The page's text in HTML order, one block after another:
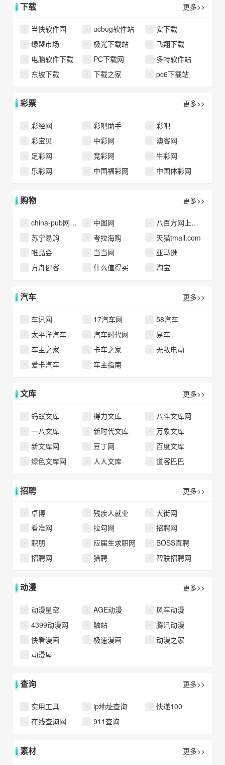
下载 更多>>
当快软件园 ucbug软件站
安下载
绿盟市场
极光下载站
飞翔下载
电脑软件下载
PC下载网
多特软件站
东坡下载
下载之家 pc6下载站
彩票 更多>>
彩经网 彩吧助手
彩吧
彩宝贝
中彩网
澳客网
足彩网
竞彩网
牛彩网
乐彩网
中国福彩网 中国体彩网
购物 更多>>
china-pub网上书店 中图网
八百方网上药店
苏宁易购
考拉海购
天猫tmall.com
唯品会
当当网
亚马逊
方舟健客
什么值得买 淘宝
汽车 更多>>
车讯网 17汽车网
58汽车
太平洋汽车
汽车时代网
易车
车主之家
卡车之家
无敌电动
爱卡汽车
车主指南
文库 更多>>
蚂蚁文库 得力文库
八斗文库网
一八文库
新时代文库
万象文库
新文库网
豆丁网
百度文库
绿色文库网
人人文库 道客巴巴
招聘 更多>>
卓博 残疾人就业
大街网
看准网
拉勾网
招聘网
职朋
应届生求职网
BOSS直聘
招聘网
猎聘 智联招聘网
动漫 更多>>
动漫星空 AGE动漫
风车动漫
4399动漫网
触站
腾讯动漫
快看漫画
极速漫画
动漫之家
动漫屋
查询 更多>>
实用工具 ip地址查询
快递100
在线查询网
911查询
素材 更多>>